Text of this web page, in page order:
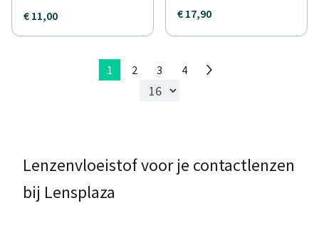
€ 11,00 € 17,90
1 2 3 4
Lenzenvloeistof voor je contactlenzen
bij Lensplaza